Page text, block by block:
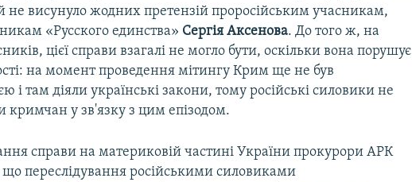
не висунуло жодних претензій проросійським учасникам,
«Русского единства» Сергія Аксенова. До того ж, на
цієї справи взагалі не могло бути, оскільки вона порушує
на момент проведення мітингу Крим ще не був
і там діяли українські закони, тому російські силовики не
кримчан у зв'язку з цим епізодом.
справи на материковій частині України прокурори АРК
переслідування російськими силовиками